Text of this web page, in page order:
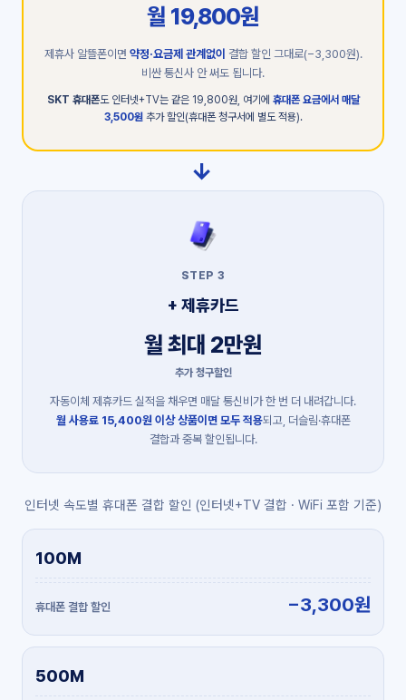
월 19,800원
제휴사 알뜰폰이면 약정·요금제 관계없이 결합 할인 그대로(−3,300원).
비싼 통신사 안 써도 됩니다.
SKT 휴대폰도 인터넷+TV는 같은 19,800원, 여기에 휴대폰 요금에서 매달
3,500원 추가 할인(휴대폰 청구서에 별도 적용).
→
STEP 3
+ 제휴카드
월 최대 2만원
추가 청구할인
자동이체 제휴카드 실적을 채우면 매달 통신비가 한 번 더 내려갑니다.
월 사용료 15,400원 이상 상품이면 모두 적용되고, 더슬림·휴대폰
결합과 중복 할인됩니다.
인터넷 속도별 휴대폰 결합 할인 (인터넷+TV 결합 · WiFi 포함 기준)
100M
−3,300원
500M